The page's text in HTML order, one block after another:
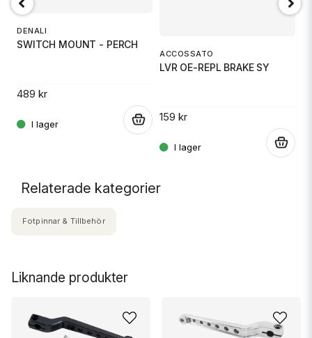
DENALI
SWITCH MOUNT - PERCH
489 kr
ACCOSSATO
LVR OE-REPL BRAKE SY
159 kr
Liknande produkter
Relaterade kategorier
Fotpinnar & Tillbehör